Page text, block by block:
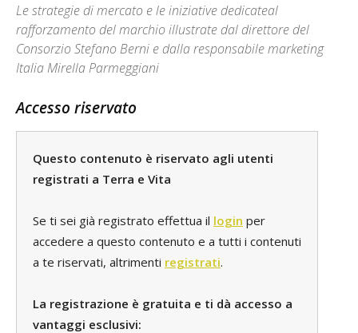
Le strategie di mercato e le iniziative dedicateal
rafforzamento del marchio illustrate dal direttore del
Consorzio Stefano Berni e dalla responsabile marketing
Italia Mirella Parmeggiani
Accesso riservato
Questo contenuto è riservato agli utenti
registrati a Terra e Vita
Se ti sei già registrato effettua il login per
accedere a questo contenuto e a tutti i contenuti
a te riservati, altrimenti registrati.
La registrazione è gratuita e ti dà accesso a
vantaggi esclusivi: